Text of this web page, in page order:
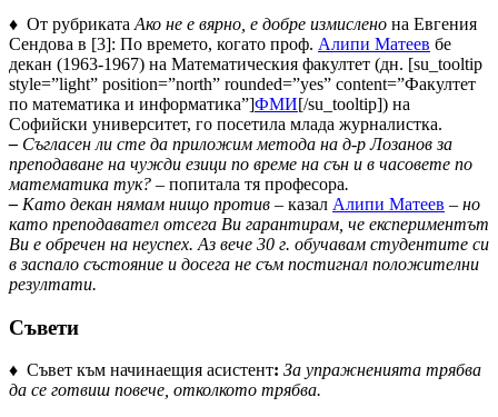
♦ От рубриката Ако не е вярно, е добре измислено на Евгения
Сендова в [3]: По времето, когато проф. Алипи Матеев бе
декан (1963-1967) на Математическия факултет (дн. [su_tooltip
style=”light” position=”north” rounded=”yes” content=”Факултет
по математика и информатика”]ФМИ[/su_tooltip]) на
Софийски университет, го посетила млада журналистка.
– Съгласен ли сте да приложим метода на д-р Лозанов за
преподаване на чужди езици по време на сън и в часовете по
математика тук? – попитала тя професора.
– Като декан нямам нищо против – казал Алипи Матеев – но
като преподавател отсега Ви гарантирам, че експериментът
Ви е обречен на неуспех. Аз вече 30 г. обучавам студентите си
в заспало състояние и досега не съм постигнал положителни
резултати.
Съвети
♦ Съвет към начинаещия асистент: За упражненията трябва
да се готвиш повече, отколкото трябва.